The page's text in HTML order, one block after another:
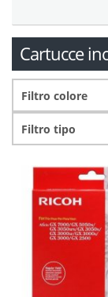
Cartucce